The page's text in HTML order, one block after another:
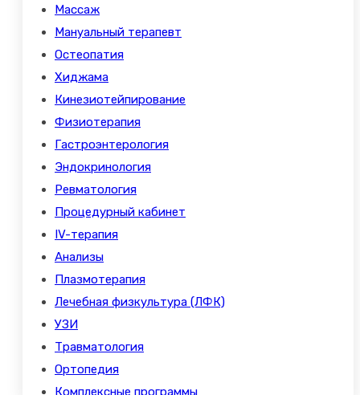
Массаж
Мануальный терапевт
Остеопатия
Хиджама
Кинезиотейпирование
Физиотерапия
Гастроэнтерология
Эндокринология
Ревматология
Процедурный кабинет
IV-терапия
Анализы
Плазмотерапия
Лечебная физкультура (ЛФК)
УЗИ
Травматология
Ортопедия
Комплексные программы